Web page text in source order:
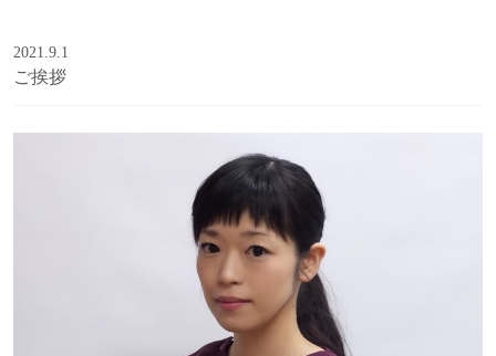
2021.9.1
ご挨拶